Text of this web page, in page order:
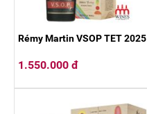
Rémy Martin VSOP TET 2025
1.550.000 đ